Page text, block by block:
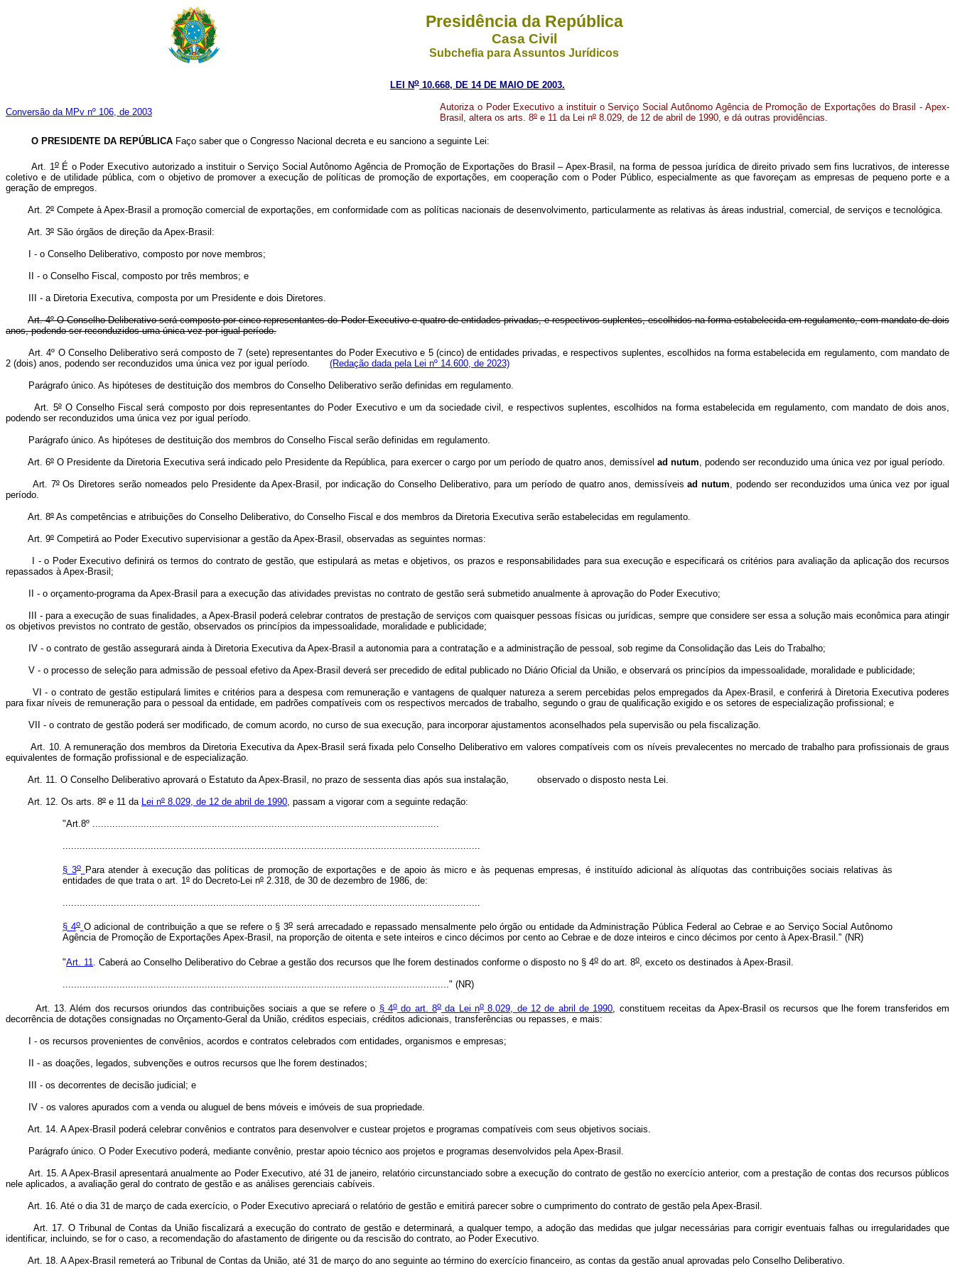
Presidência da República
Casa Civil
Subchefia para Assuntos Jurídicos
LEI No 10.668, DE 14 DE MAIO DE 2003.
Conversão da MPv nº 106, de 2003
Autoriza o Poder Executivo a instituir o Serviço Social Autônomo Agência de Promoção de Exportações do Brasil - Apex-
Brasil, altera os arts. 8º e 11 da Lei nº 8.029, de 12 de abril de 1990, e dá outras providências.
O PRESIDENTE DA REPÚBLICA Faço saber que o Congresso Nacional decreta e eu sanciono a seguinte Lei:
Art. 1oÉ o Poder Executivo autorizado a instituir o Serviço Social Autônomo Agência de Promoção de Exportações do Brasil – Apex-Brasil, na forma de pessoa jurídica de direito privado sem fins lucrativos, de interesse
coletivo e de utilidade pública, com o objetivo de promover a execução de políticas de promoção de exportações, em cooperação com o Poder Público, especialmente as que favoreçam as empresas de pequeno porte e a
geração de empregos.
Art. 2º Compete à Apex-Brasil a promoção comercial de exportações, em conformidade com as políticas nacionais de desenvolvimento, particularmente as relativas às áreas industrial, comercial, de serviços e tecnológica.
Art. 3º São órgãos de direção da Apex-Brasil:
I - o Conselho Deliberativo, composto por nove membros;
II - o Conselho Fiscal, composto por três membros; e
III - a Diretoria Executiva, composta por um Presidente e dois Diretores.
Art. 4º O Conselho Deliberativo será composto por cinco representantes do Poder Executivo e quatro de entidades privadas, e respectivos suplentes, escolhidos na forma estabelecida em regulamento, com mandato de dois
anos, podendo ser reconduzidos uma única vez por igual período.
Art. 4º O Conselho Deliberativo será composto de 7 (sete) representantes do Poder Executivo e 5 (cinco) de entidades privadas, e respectivos suplentes, escolhidos na forma estabelecida em regulamento, com mandato de
2 (dois) anos, podendo ser reconduzidos uma única vez por igual período. (Redação dada pela Lei nº 14.600, de 2023)
Parágrafo único. As hipóteses de destituição dos membros do Conselho Deliberativo serão definidas em regulamento.
Art. 5ºO Conselho Fiscal será composto por dois representantes do Poder Executivo e um da sociedade civil, e respectivos suplentes, escolhidos na forma estabelecida em regulamento, com mandato de dois anos,
podendo ser reconduzidos uma única vez por igual período.
Parágrafo único. As hipóteses de destituição dos membros do Conselho Fiscal serão definidas em regulamento.
Art. 6º O Presidente da Diretoria Executiva será indicado pelo Presidente da República, para exercer o cargo por um período de quatro anos, demissível ad nutum , podendo ser reconduzido uma única vez por igual período.
Art. 7ºOs Diretores serão nomeados pelo Presidente da Apex-Brasil, por indicação do Conselho Deliberativo, para um período de quatro anos, demissíveisad nutum , podendo ser reconduzidos uma única vez por igual
período.
Art. 8º As competências e atribuições do Conselho Deliberativo, do Conselho Fiscal e dos membros da Diretoria Executiva serão estabelecidas em regulamento.
Art. 9º Competirá ao Poder Executivo supervisionar a gestão da Apex-Brasil, observadas as seguintes normas:
I - o Poder Executivo definirá os termos do contrato de gestão, que estipulará as metas e objetivos, os prazos e responsabilidades para sua execução e especificará os critérios para avaliação da aplicação dos recursos
repassados à Apex-Brasil;
II - o orçamento-programa da Apex-Brasil para a execução das atividades previstas no contrato de gestão será submetido anualmente à aprovação do Poder Executivo;
III - para a execução de suas finalidades, a Apex-Brasil poderá celebrar contratos de prestação de serviços com quaisquer pessoas físicas ou jurídicas, sempre que considere ser essa a solução mais econômica para atingir
os objetivos previstos no contrato de gestão, observados os princípios da impessoalidade, moralidade e publicidade;
IV - o contrato de gestão assegurará ainda à Diretoria Executiva da Apex-Brasil a autonomia para a contratação e a administração de pessoal, sob regime da Consolidação das Leis do Trabalho;
V - o processo de seleção para admissão de pessoal efetivo da Apex-Brasil deverá ser precedido de edital publicado no Diário Oficial da União, e observará os princípios da impessoalidade, moralidade e publicidade;
VI - o contrato de gestão estipulará limites e critérios para a despesa com remuneração e vantagens de qualquer natureza a serem percebidas pelos empregados da Apex-Brasil, e conferirá à Diretoria Executiva poderes
para fixar níveis de remuneração para o pessoal da entidade, em padrões compatíveis com os respectivos mercados de trabalho, segundo o grau de qualificação exigido e os setores de especialização profissional; e
VII - o contrato de gestão poderá ser modificado, de comum acordo, no curso de sua execução, para incorporar ajustamentos aconselhados pela supervisão ou pela fiscalização.
Art. 10. A remuneração dos membros da Diretoria Executiva da Apex-Brasil será fixada pelo Conselho Deliberativo em valores compatíveis com os níveis prevalecentes no mercado de trabalho para profissionais de graus
equivalentes de formação profissional e de especialização.
Art. 11. O Conselho Deliberativo aprovará o Estatuto da Apex-Brasil, no prazo de sessenta dias após sua instalação, observado o disposto nesta Lei.
Art. 12. Os arts. 8º e 11 da Lei nº 8.029, de 12 de abril de 1990 , passam a vigorar com a seguinte redação:
"Art.8º ..........................................................................................................................
§ 3o
Para atender à execução das políticas de promoção de exportações e de apoio às micro e às pequenas empresas, é instituído adicional às alíquotas das contribuições sociais relativas às
entidades de que trata o art. 1º do Decreto-Lei nº 2.318, de 30 de dezembro de 1986, de:
...................................................................................................................................................
§ 4o O adicional de contribuição a que se refere o § 3o será arrecadado e repassado mensalmente pelo órgão ou entidade da Administração Pública Federal ao Cebrae e ao Serviço Social Autônomo
Agência de Promoção de Exportações Apex-Brasil, na proporção de oitenta e sete inteiros e cinco décimos por cento ao Cebrae e de doze inteiros e cinco décimos por cento à Apex-Brasil." (NR)
"Art. 11 . Caberá ao Conselho Deliberativo do Cebrae a gestão dos recursos que lhe forem destinados conforme o disposto no § 4o do art. 8o , exceto os destinados à Apex-Brasil.
........................................................................................................................................" (NR)
Art. 13. Além dos recursos oriundos das contribuições sociais a que se refere o § 4odo art. 8oda Lei no8.029, de 12 de abril de 1990, constituem receitas da Apex-Brasil os recursos que lhe forem transferidos em
decorrência de dotações consignadas no Orçamento-Geral da União, créditos especiais, créditos adicionais, transferências ou repasses, e mais:
I - os recursos provenientes de convênios, acordos e contratos celebrados com entidades, organismos e empresas;
II - as doações, legados, subvenções e outros recursos que lhe forem destinados;
III - os decorrentes de decisão judicial; e
IV - os valores apurados com a venda ou aluguel de bens móveis e imóveis de sua propriedade.
Art. 14. A Apex-Brasil poderá celebrar convênios e contratos para desenvolver e custear projetos e programas compatíveis com seus objetivos sociais.
Parágrafo único. O Poder Executivo poderá, mediante convênio, prestar apoio técnico aos projetos e programas desenvolvidos pela Apex-Brasil.
Art. 15. A Apex-Brasil apresentará anualmente ao Poder Executivo, até 31 de janeiro, relatório circunstanciado sobre a execução do contrato de gestão no exercício anterior, com a prestação de contas dos recursos públicos
nele aplicados, a avaliação geral do contrato de gestão e as análises gerenciais cabíveis.
Art. 16. Até o dia 31 de março de cada exercício, o Poder Executivo apreciará o relatório de gestão e emitirá parecer sobre o cumprimento do contrato de gestão pela Apex-Brasil.
Art. 17. O Tribunal de Contas da União fiscalizará a execução do contrato de gestão e determinará, a qualquer tempo, a adoção das medidas que julgar necessárias para corrigir eventuais falhas ou irregularidades que
identificar, incluindo, se for o caso, a recomendação do afastamento de dirigente ou da rescisão do contrato, ao Poder Executivo.
Art. 18. A Apex-Brasil remeterá ao Tribunal de Contas da União, até 31 de março do ano seguinte ao término do exercício financeiro, as contas da gestão anual aprovadas pelo Conselho Deliberativo.